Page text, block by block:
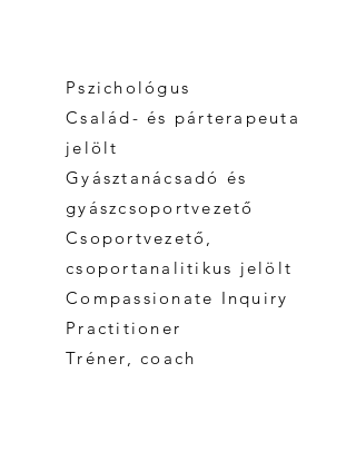
Pszichológus
Család- és párterapeuta
jelölt
Gyásztanácsadó és
gyászcsoportvezető
Csoportvezető,
csoportanalitikus jelölt
Compassionate Inquiry
Practitioner
Tréner, coach